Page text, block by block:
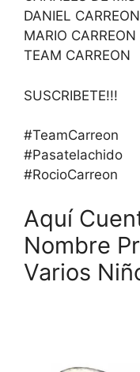
DANIEL CARREON
MARIO CARREON
TEAM CARREON
SUSCRIBETE!!!
#TeamCarreon
#Pasatelachido
#RocioCarreon
Aquí
Nombre
Varios